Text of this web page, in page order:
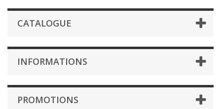
CATALOGUE
INFORMATIONS
PROMOTIONS